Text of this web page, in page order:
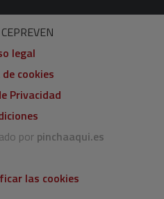
legal
cookies
Privacidad
por pinchaaqui.es
las cookies